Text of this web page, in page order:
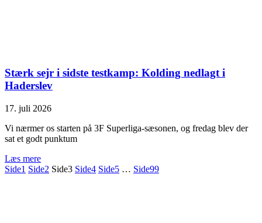
Stærk sejr i sidste testkamp: Kolding nedlagt i
Haderslev
17. juli 2026
Vi nærmer os starten på 3F Superliga-sæsonen, og fredag blev der
sat et godt punktum
Læs mere
Side1 Side2 Side3 Side4 Side5 … Side99